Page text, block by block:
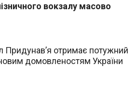
вокзалу масово
Придунав’я отримає потужний
домовленостям України